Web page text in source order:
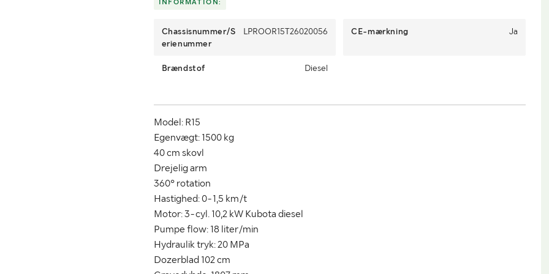
INFORMATION:
Chassisnummer/S
erienummer
LPROOR15T26020056 CE-mærkning Ja
Brændstof Diesel
Model: R15
Egenvægt: 1500 kg
40 cm skovl
Drejelig arm
360° rotation
Hastighed: 0-1,5 km/t
Motor: 3-cyl. 10,2 kW Kubota diesel
Pumpe flow: 18 liter/min
Hydraulik tryk: 20 MPa
Dozerblad 102 cm